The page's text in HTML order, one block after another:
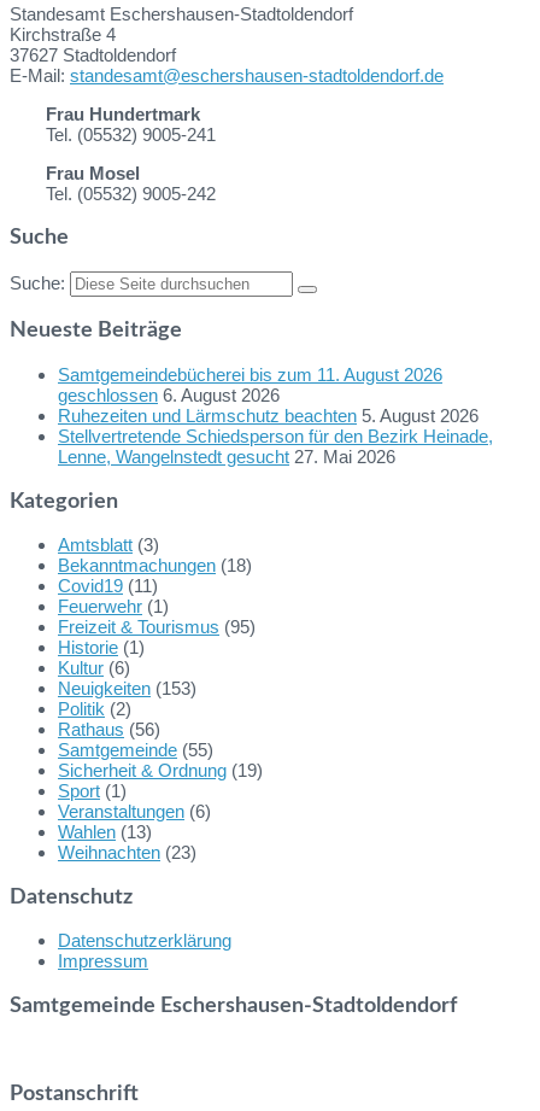
Standesamt Eschershausen-Stadtoldendorf
Kirchstraße 4
37627 Stadtoldendorf
E-Mail: standesamt@eschershausen-stadtoldendorf.de
Frau Hundertmark
Tel. (05532) 9005-241
Frau Mosel
Tel. (05532) 9005-242
Suche
Suche:
Neueste Beiträge
Samtgemeindebücherei bis zum 11. August 2026
geschlossen 6. August 2026
Ruhezeiten und Lärmschutz beachten 5. August 2026
Stellvertretende Schiedsperson für den Bezirk Heinade,
Lenne, Wangelnstedt gesucht 27. Mai 2026
Kategorien
Amtsblatt (3)
Bekanntmachungen (18)
Covid19 (11)
Feuerwehr (1)
Freizeit & Tourismus (95)
Historie (1)
Kultur (6)
Neuigkeiten (153)
Politik (2)
Rathaus (56)
Samtgemeinde (55)
Sicherheit & Ordnung (19)
Sport (1)
Veranstaltungen (6)
Wahlen (13)
Weihnachten (23)
Datenschutz
Datenschutzerklärung
Impressum
Samtgemeinde Eschershausen-Stadtoldendorf
Postanschrift